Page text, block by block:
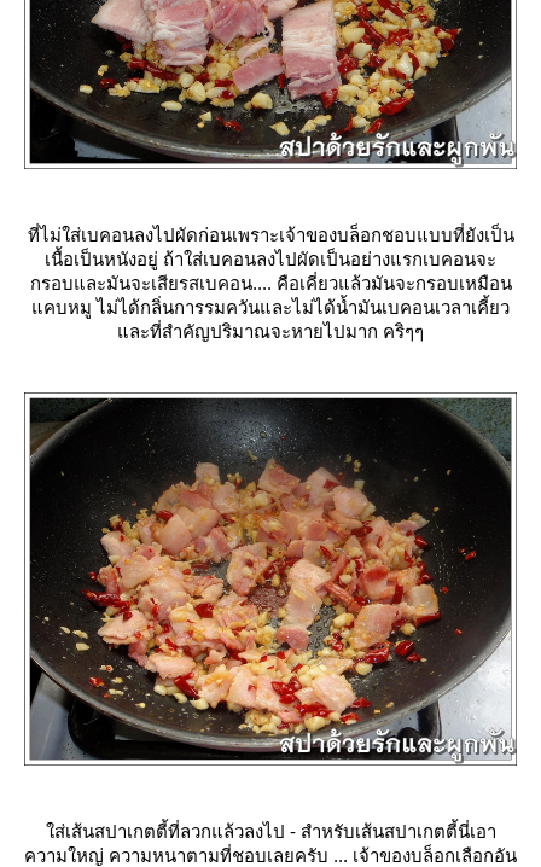
ที่ไม่ใส่เบคอนลงไปผัดก่อนเพราะเจ้าของบล็อกชอบแบบที่ยังเป็น
เนื้อเป็นหนังอยู่ ถ้าใส่เบคอนลงไปผัดเป็นอย่างแรกเบคอนจะ
กรอบและมันจะเสียรสเบคอน.... คือเคี่ยวแล้วมันจะกรอบเหมือน
คบหมู ไม่ได้กลิ่นการรมควันและไม่ได้น้ำมันเบคอนเวลาเคี้ยว
ละที่สำคัญปริมาณจะหายไปมาก คริๆๆ
ส่เส้นสปาเกตตี้ที่ลวกแล้วลงไป - สำหรับเส้นสปาเกตตี้นี่เอา
ความใหญ่ ความหนาตามที่ชอบเลยครับ ... เจ้าของบล็อกเลือกอัน